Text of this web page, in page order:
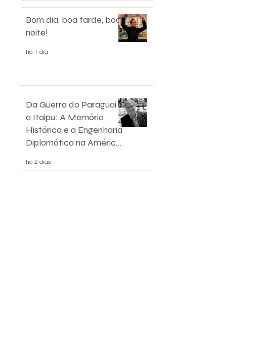
Bom dia, boa tarde, boa
noite!
há 1 dia
Da Guerra do Paraguai
a Itaipu: A Memória
Histórica e a Engenharia
Diplomática na América
há 2 dias